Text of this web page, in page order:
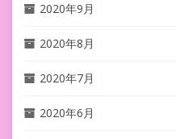
2020年9月
2020年8月
2020年7月
2020年6月